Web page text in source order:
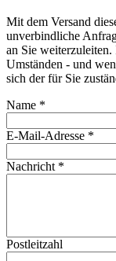
Mit dem Versand
unverbindliche
an Sie
Umständen - und
sich der für Sie
Name *
E-Mail-Adresse *
Nachricht *
Postleitzahl